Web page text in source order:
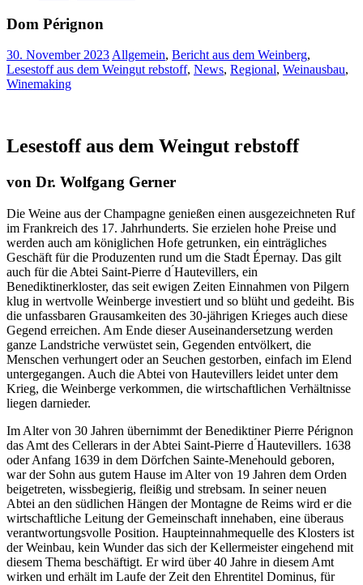
Dom Pérignon
30. November 2023Allgemein, Bericht aus dem Weinberg,
Lesestoff aus dem Weingut rebstoff, News, Regional, Weinausbau,
Winemaking
Lesestoff aus dem Weingut rebstoff
von Dr. Wolfgang Gerner
Die Weine aus der Champagne genießen einen ausgezeichneten Ruf
im Frankreich des 17. Jahrhunderts. Sie erzielen hohe Preise und
werden auch am königlichen Hofe getrunken, ein einträgliches
Geschäft für die Produzenten rund um die Stadt Épernay. Das gilt
auch für die Abtei Saint-Pierre d ́Hautevillers, ein
Benediktinerkloster, das seit ewigen Zeiten Einnahmen von Pilgern
klug in wertvolle Weinberge investiert und so blüht und gedeiht. Bis
die unfassbaren Grausamkeiten des 30-jährigen Krieges auch diese
Gegend erreichen. Am Ende dieser Auseinandersetzung werden
ganze Landstriche verwüstet sein, Gegenden entvölkert, die
Menschen verhungert oder an Seuchen gestorben, einfach im Elend
untergegangen. Auch die Abtei von Hautevillers leidet unter dem
Krieg, die Weinberge verkommen, die wirtschaftlichen Verhältnisse
liegen darnieder.
Im Alter von 30 Jahren übernimmt der Benediktiner Pierre Pérignon
das Amt des Cellerars in der Abtei Saint-Pierre d ́Hautevillers. 1638
oder Anfang 1639 in dem Dörfchen Sainte-Menehould geboren,
war der Sohn aus gutem Hause im Alter von 19 Jahren dem Orden
beigetreten, wissbegierig, fleißig und strebsam. In seiner neuen
Abtei an den südlichen Hängen der Montagne de Reims wird er die
wirtschaftliche Leitung der Gemeinschaft innehaben, eine überaus
verantwortungsvolle Position. Haupteinnahmequelle des Klosters ist
der Weinbau, kein Wunder das sich der Kellermeister eingehend mit
diesem Thema beschäftigt. Er wird über 40 Jahre in diesem Amt
wirken und erhält im Laufe der Zeit den Ehrentitel Dominus, für